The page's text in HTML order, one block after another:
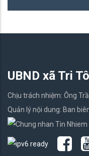
UBND xã Tri
Chịu trách nhiệm: Ông
Quản lý nội dung: Ban